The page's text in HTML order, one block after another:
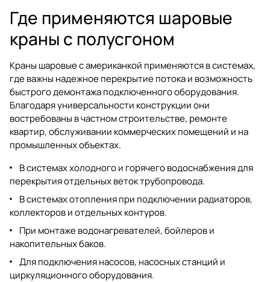
Где применяются шаровые
краны с полусгоном
Краны шаровые с американкой применяются в системах,
где важны надежное перекрытие потока и возможность
быстрого демонтажа подключенного оборудования.
Благодаря универсальности конструкции они
востребованы в частном строительстве, ремонте
квартир, обслуживании коммерческих помещений и на
промышленных объектах.
В системах холодного и горячего водоснабжения для
перекрытия отдельных веток трубопровода.
В системах отопления при подключении радиаторов,
коллекторов и отдельных контуров.
При монтаже водонагревателей, бойлеров и
накопительных баков.
Для подключения насосов, насосных станций и
циркуляционного оборудования.